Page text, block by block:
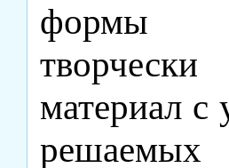
формы
материал с
решаемых